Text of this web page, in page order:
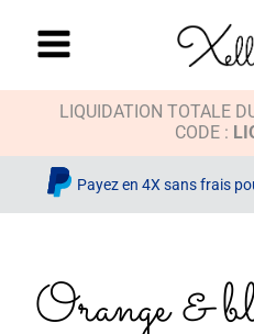
LIQUIDATION TOTALE
CODE :
Payez en 4X sans frais
Orange &